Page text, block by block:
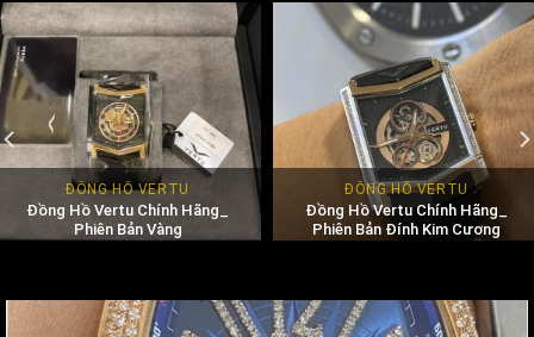
ĐỒNG HỒ VERTU
Đồng Hồ Vertu Chính Hãng_
Phiên Bản Vàng
ĐỒNG HỒ VERTU
Đồng Hồ Vertu Chính Hãng_
Phiên Bản Đính Kim Cương